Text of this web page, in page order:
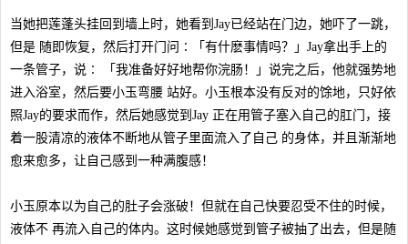
当她把莲蓬头挂回到墙上时，她看到Jay已经站在门边，她吓了一跳，
但是 随即恢复，然后打开门问∶「有什麽事情吗？」Jay拿出手上的
一条管子，说∶ 「我准备好好地帮你浣肠！」说完之后，他就强势地
进入浴室，然后要小玉弯腰 站好。小玉根本没有反对的馀地，只好依
照Jay的要求而作，然后她感觉到Jay 正在用管子塞入自己的肛门，接
着一股清凉的液体不断地从管子里面流入了自己 的身体，并且渐渐地
愈来愈多，让自己感到一种满腹感！
小玉原本以为自己的肚子会涨破！但就在自己快要忍受不住的时候，
液体不 再流入自己的体内。这时候她感觉到管子被抽了出去，但是随